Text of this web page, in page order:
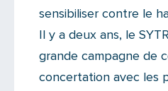
Ajoutez le vôtre
sensibiliser contre le
Il y a deux ans, le
grande campagne de
concertation avec les